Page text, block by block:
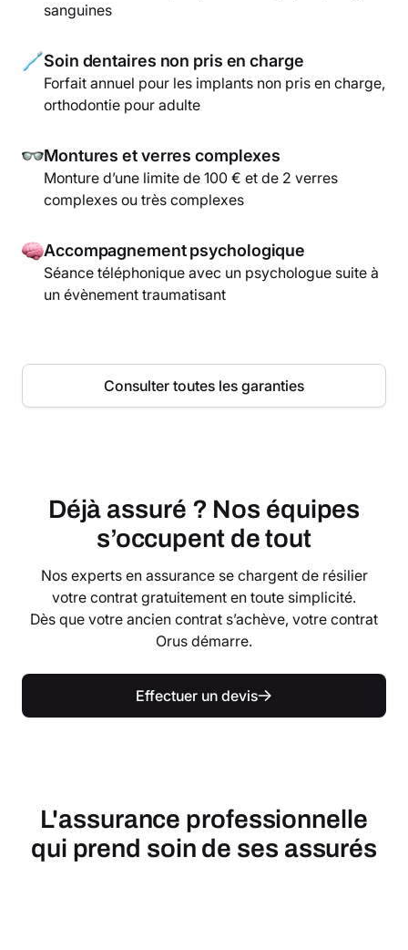
sanguines
Soin dentaires non pris en charge
Forfait annuel pour les implants non pris en charge,
orthodontie pour adulte
Montures et verres complexes
Monture d’une limite de 100 € et de 2 verres
complexes ou très complexes
Accompagnement psychologique
Séance téléphonique avec un psychologue suite à
un évènement traumatisant
Consulter toutes les garanties
Déjà assuré ? Nos équipes
s’occupent de tout
Nos experts en assurance se chargent de résilier
votre contrat gratuitement en toute simplicité.
Dès que votre ancien contrat s’achève, votre contrat
Orus démarre.
Effectuer un devis
L'assurance professionnelle
qui prend soin de ses assurés